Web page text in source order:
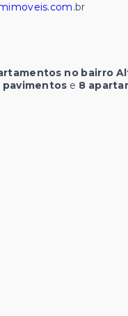
.br
no bairro
pavimentos e 8